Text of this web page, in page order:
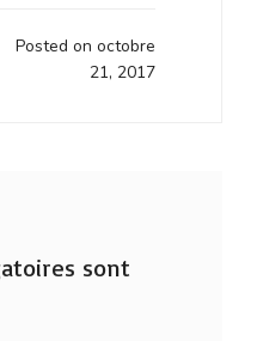
Posted on octobre
21, 2017
sont